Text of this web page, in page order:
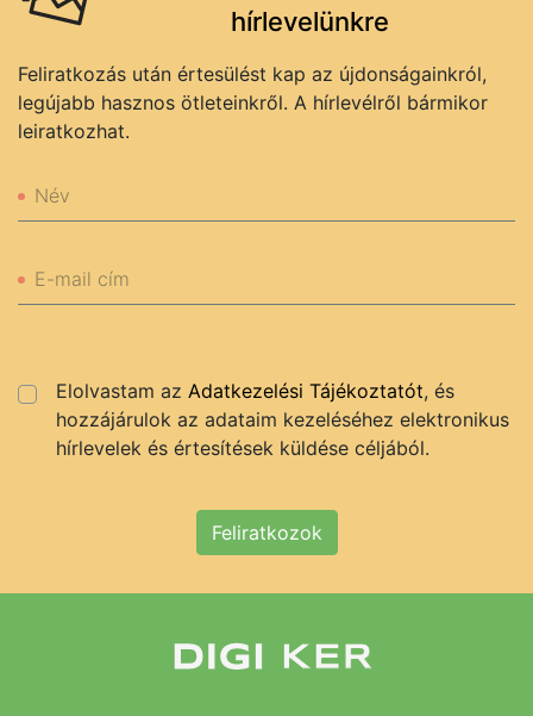
hírlevelünkre
Feliratkozás után értesülést kap az újdonságainkról,
legújabb hasznos ötleteinkről. A hírlevélről bármikor
leiratkozhat.
Név
E-mail cím
Elolvastam az Adatkezelési Tájékoztatót, és
hozzájárulok az adataim kezeléséhez elektronikus
hírlevelek és értesítések küldése céljából.
Feliratkozok